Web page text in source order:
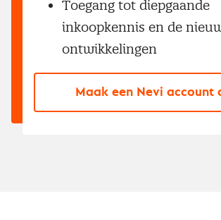
Toegang tot diepgaande
inkoopkennis en de
ontwikkelingen
Maak een Nevi account